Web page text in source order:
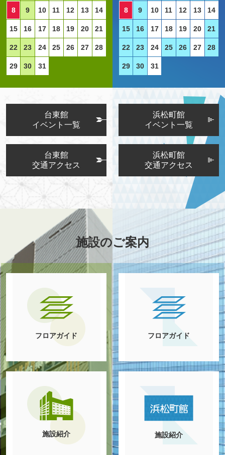
8 9 10 11 12 13 14
15 16 17 18 19 20 21
22 23 24 25 26 27 28
29 30 31
台東館
イベント一覧
台東館
交通アクセス
8 9 10 11 12 13 14
15 16 17 18 19 20 21
22 23 24 25 26 27 28
29 30 31
浜松町館
イベント一覧
浜松町館
交通アクセス
施設のご案内
フロアガイド
施設紹介
フロアガイド
施設紹介